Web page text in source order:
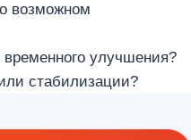
возможном
улучшения?
стабилизации?